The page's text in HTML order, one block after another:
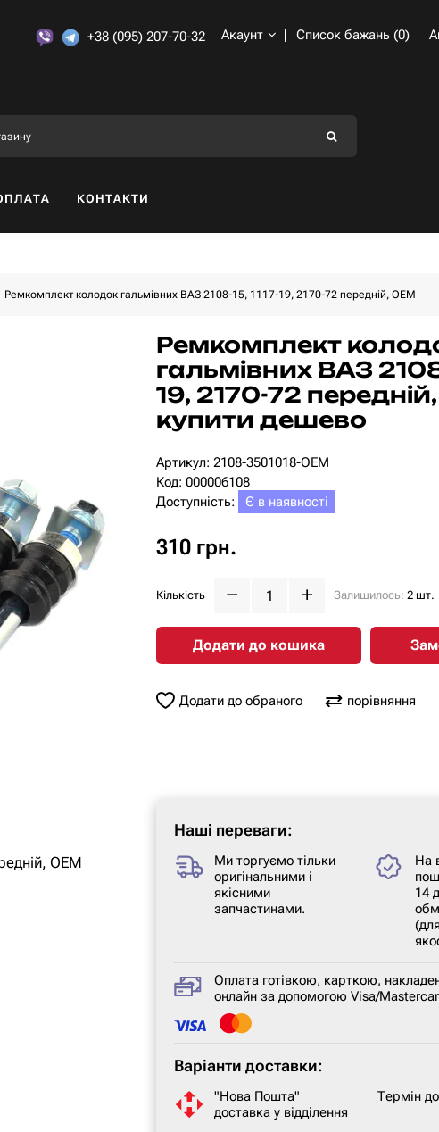
+38 (095) 207-70-32 Акаунт Список бажань (0)
КОНТАКТИ
Ремкомплект колодок гальмівних ВАЗ 2108-15, 1117-19, 2170-72 передній, OEM
Ремкомплект
гальмівних ВАЗ
19, 2170-72
купити дешево
Артикул: 2108-3501018-OEM
Код: 000006108
Доступність:
Є в наявності
310 грн.
Кількість Залишилось: 2 шт.
Додати до кошика
Додати до обраного порівняння
OEM
Наші переваги:
Ми торгуємо тільки
оригінальними і
якісними
запчастинами.
На
14
Оплата готівкою, карткою,
онлайн за допомогою Visa/
Варіанти доставки:
"Нова Пошта"
доставка у відділення
Термін